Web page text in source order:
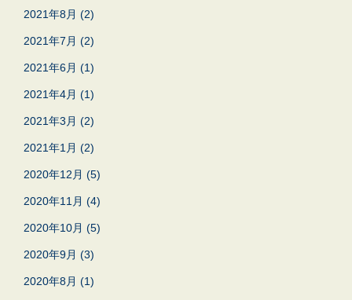
2021年8月 (2)
2021年7月 (2)
2021年6月 (1)
2021年4月 (1)
2021年3月 (2)
2021年1月 (2)
2020年12月 (5)
2020年11月 (4)
2020年10月 (5)
2020年9月 (3)
2020年8月 (1)